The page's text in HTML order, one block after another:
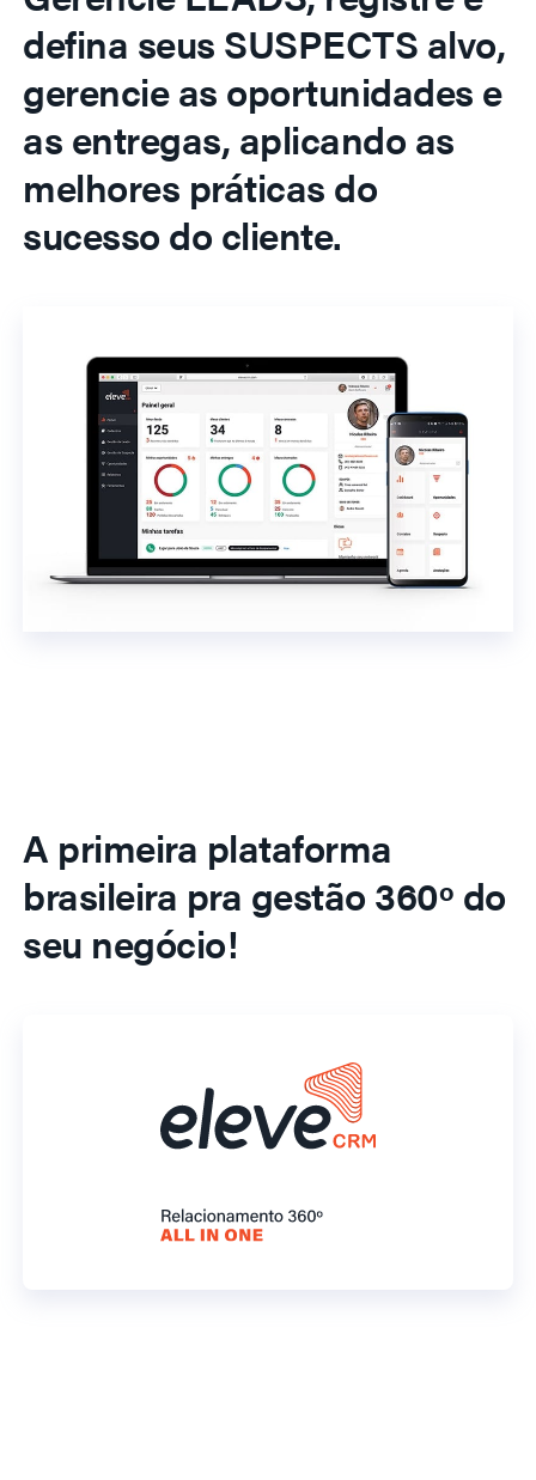
defina seus SUSPECTS alvo,
gerencie as oportunidades e
as entregas, aplicando as
melhores práticas do
sucesso do cliente.
A primeira plataforma
brasileira pra gestão 360º do
seu negócio!